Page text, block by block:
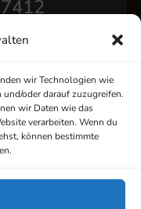
wir Technologien wie
oder darauf zuzugreifen.
wir Daten wie das
verarbeiten. Wenn du
können bestimmte